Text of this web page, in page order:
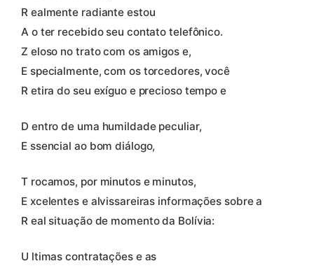
R ealmente radiante estou
A o ter recebido seu contato telefônico.
Z eloso no trato com os amigos e,
E specialmente, com os torcedores, você
R etira do seu exíguo e precioso tempo e
D entro de uma humildade peculiar,
E ssencial ao bom diálogo,
T rocamos, por minutos e minutos,
E xcelentes e alvissareiras informações sobre a
R eal situação de momento da Bolívia:
U ltimas contratações e as